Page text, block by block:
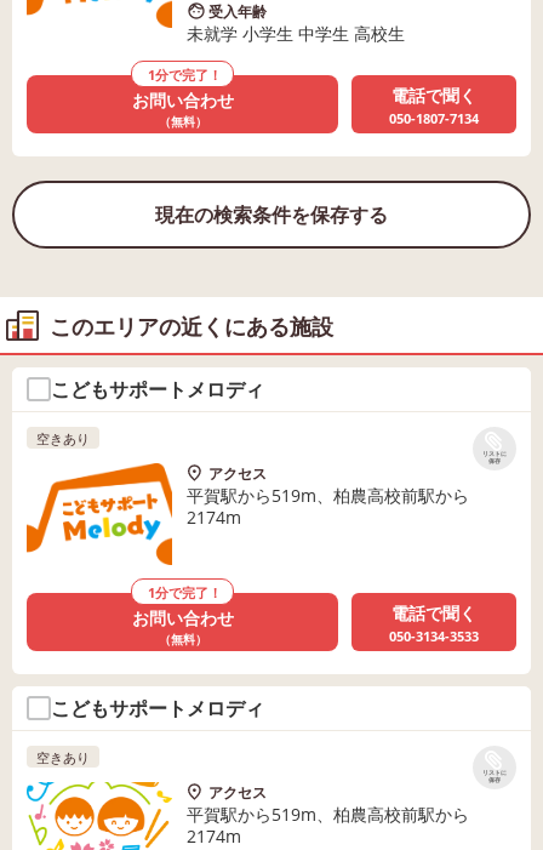
受入年齢
未就学 小学生 中学生 高校生
1分で完了！
お問い合わせ
（無料）
電話で聞く
050-1807-7134
現在の検索条件を保存する
このエリアの近くにある施設
こどもサポートメロディ
リストに
保存
空きあり
アクセス
平賀駅から519m、柏農高校前駅から
2174m
1分で完了！
お問い合わせ
（無料）
電話で聞く
050-3134-3533
こどもサポートメロディ
リストに
保存
空きあり
アクセス
平賀駅から519m、柏農高校前駅から
2174m